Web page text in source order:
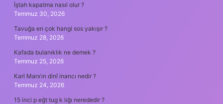
İştah kapatma nasıl olur ?
Temmuz 30, 2026
Tavuğa en çok hangi sos yakışır ?
Temmuz 28, 2026
Kafada bulanıklık ne demek ?
Temmuz 25, 2026
Karl Marx’ın dinî inancı nedir ?
Temmuz 24, 2026
15 inci p eğt tug k lığı nerededir ?